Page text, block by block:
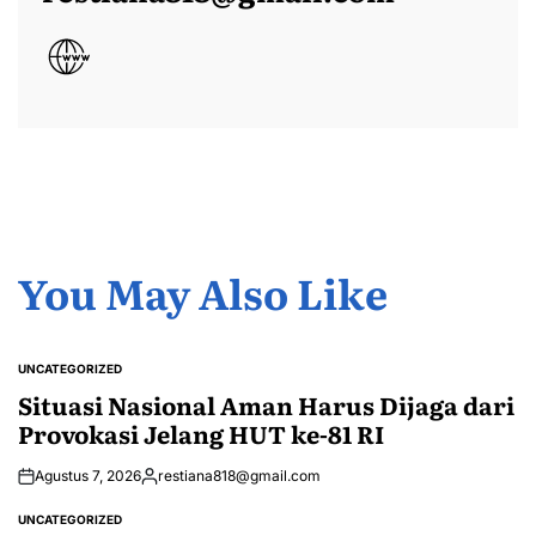
You May Also Like
POSTED
IN
UNCATEGORIZED
Situasi Nasional Aman Harus Dijaga dari
Provokasi Jelang HUT ke-81 RI
Agustus 7, 2026Posted
restiana818@gmail.com
POSTED
UNCATEGORIZED